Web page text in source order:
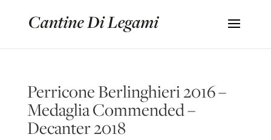
Perricone Berlinghieri 2016 –
Medaglia Commended –
Decanter 2018